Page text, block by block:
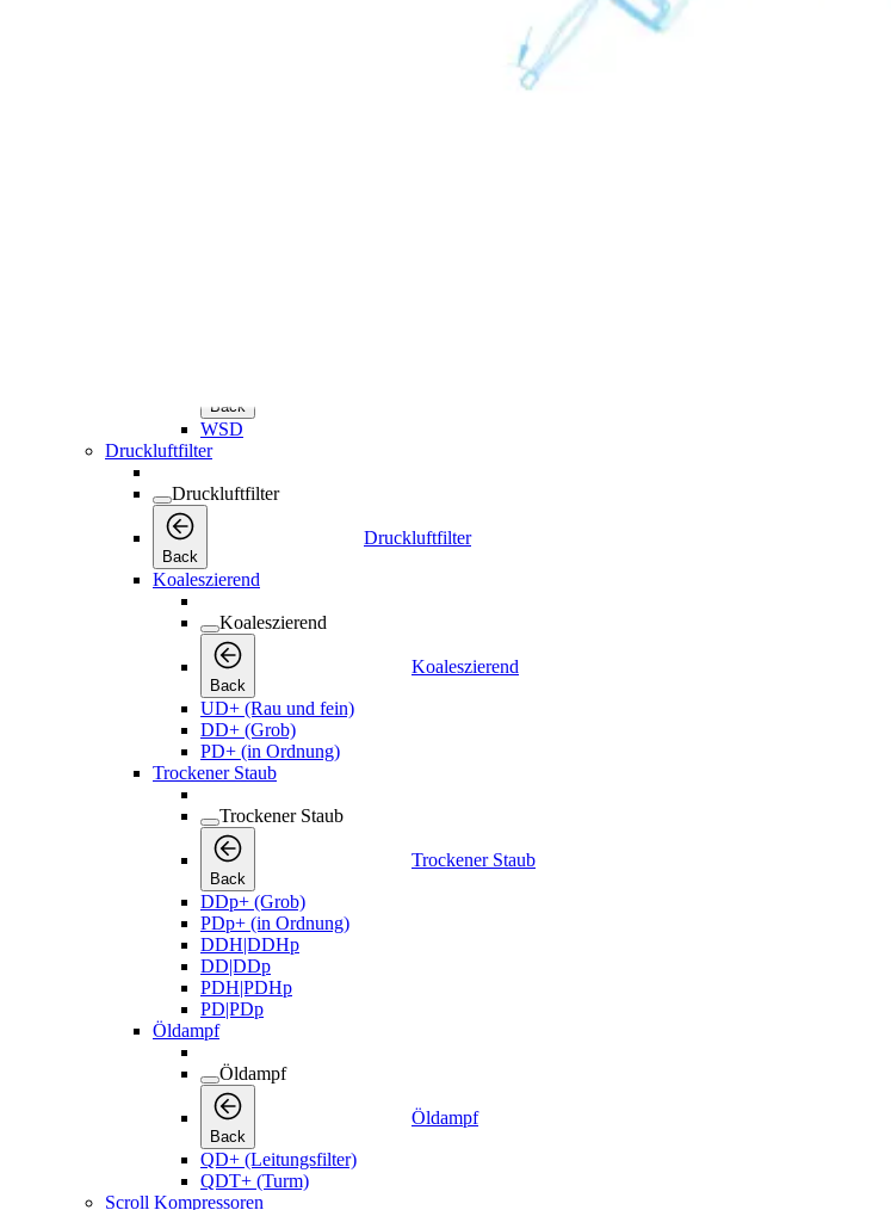
Zeitgesteuerte Kondensatableiter
Back
WSD
Druckluftfilter
Druckluftfilter
Back
Druckluftfilter
Koaleszierend
Koaleszierend
Back
Koaleszierend
UD+ (Rau und fein)
DD+ (Grob)
PD+ (in Ordnung)
Trockener Staub
Trockener Staub
Back
Trockener Staub
DDp+ (Grob)
PDp+ (in Ordnung)
DDH|DDHp
DD|DDp
PDH|PDHp
PD|PDp
Öldampf
Öldampf
Back
Öldampf
QD+ (Leitungsfilter)
QDT+ (Turm)
Scroll Kompressoren